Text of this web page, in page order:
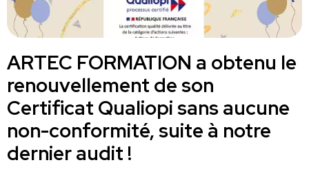
ARTEC FORMATION a obtenu le
renouvellement de son
Certificat Qualiopi sans aucune
non-conformité, suite à notre
dernier audit !